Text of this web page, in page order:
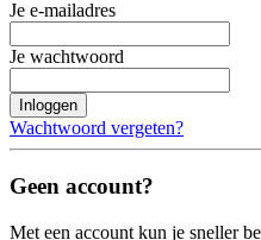
Je e-mailadres
Je wachtwoord
Inloggen
Wachtwoord vergeten?
Geen account?
Met een account kun je sneller